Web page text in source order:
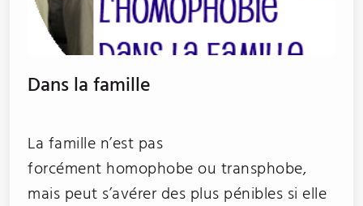
Dans la famille
La famille n’est pas
forcément homophobe ou transphobe,
mais peut s’avérer des plus pénibles si elle